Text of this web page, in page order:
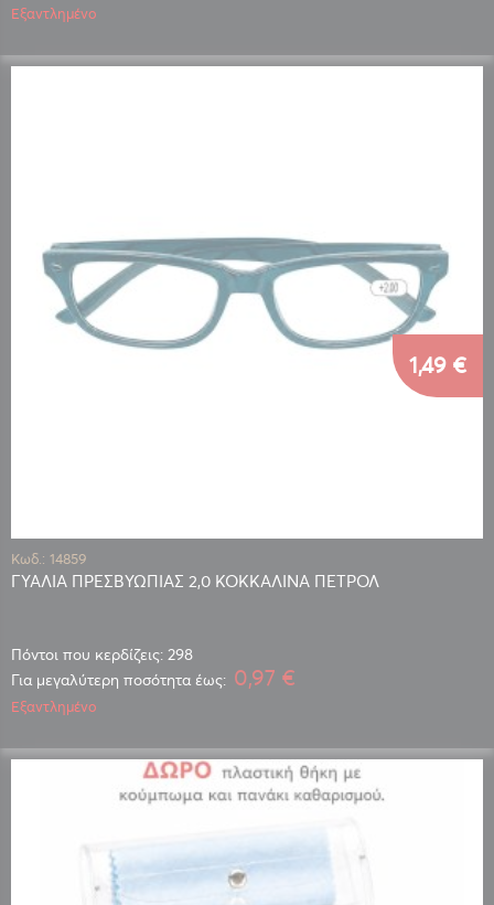
Εξαντλημένο
Κωδ.: 14859
ΓΥΑΛΙΑ ΠΡΕΣΒΥΩΠΙΑΣ 2,0 ΚΟΚΚΑΛΙΝΑ ΠΕΤΡΟΛ
Πόντοι που κερδίζεις: 298
1,49 €
Για μεγαλύτερη ποσότητα έως: 0,97 €
Εξαντλημένο